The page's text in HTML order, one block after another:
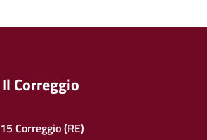
Correggio
Correggio (RE)